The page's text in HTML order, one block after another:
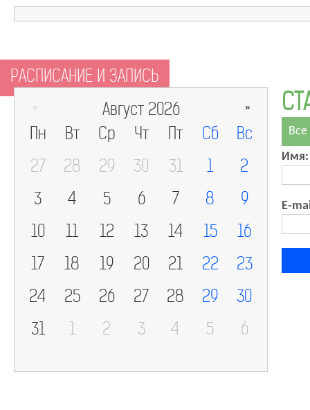
РАСПИСАНИЕ И ЗАПИСЬ
« Август 2026 »
Пн Вт Ср Чт Пт Сб
Вс
27
28 29 30 31 1
2
3
4 5 6 7 8
9
10
11 12 13 14 15
16
17
18 19 20 21 22
23
24
25 26 27 28 29
30
31
1 2 3 4 5 6
Имя:
E-